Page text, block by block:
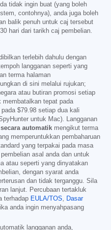
tidak ingin buat (yang boleh
contohnya), anda juga boleh
balik penuh untuk caj tersebut
hari dari tarikh caj pembelian.
terlebih dahulu dengan
langganan seperti yang
terma halaman
di sini melalui rujukan;
atau butiran promosi setiap
membatalkan tepat pada
pada $79.98 setiap dua kali
untuk Mac). Langganan
automatik mengikut terma
memperuntukkan pembaharuan
yang terpakai pada masa
asal anda dan untuk
atau seperti yang dinyatakan
dengan syarat anda
dan tidak terganggu. Sila
lanjut. Percubaan tertakluk
terhadap EULA/TOS, Dasar
anda ingin menyahpasang
langganan anda,